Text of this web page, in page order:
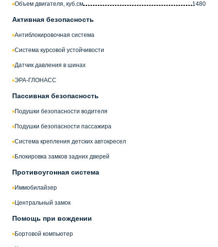
Объем двигателя, куб.см 1480
Активная безопасность
Антиблокировочная система
Система курсовой устойчивости
Датчик давления в шинах
ЭРА-ГЛОНАСС
Пассивная безопасность
Подушки безопасности водителя
Подушки безопасности пассажира
Система крепления детских автокресел
Блокировка замков задних дверей
Противоугонная система
Иммобилайзер
Центральный замок
Помощь при вождении
Бортовой компьютер